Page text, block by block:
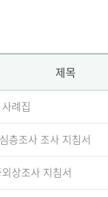
제목
례집
층조사 조사 지침서
상조사 지침서